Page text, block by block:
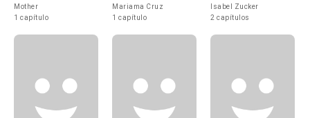
Mother
1 capítulo
Mariama Cruz
1 capítulo
Isabel Zucker
2 capítulos